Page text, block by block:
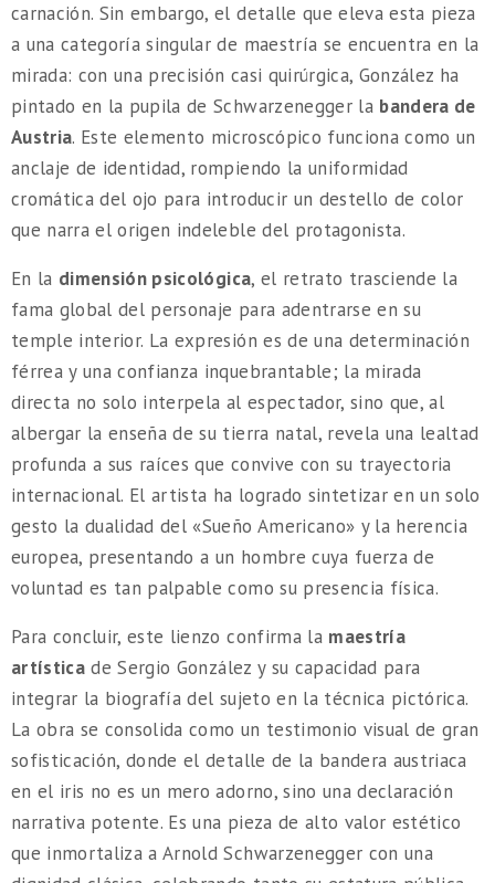
carnación. Sin embargo, el detalle que eleva esta pieza
a una categoría singular de maestría se encuentra en la
mirada: con una precisión casi quirúrgica, González ha
pintado en la pupila de Schwarzenegger la bandera de
Austria. Este elemento microscópico funciona como un
anclaje de identidad, rompiendo la uniformidad
cromática del ojo para introducir un destello de color
que narra el origen indeleble del protagonista.
En la dimensión psicológica, el retrato trasciende la
fama global del personaje para adentrarse en su
temple interior. La expresión es de una determinación
férrea y una confianza inquebrantable; la mirada
directa no solo interpela al espectador, sino que, al
albergar la enseña de su tierra natal, revela una lealtad
profunda a sus raíces que convive con su trayectoria
internacional. El artista ha logrado sintetizar en un solo
gesto la dualidad del «Sueño Americano» y la herencia
europea, presentando a un hombre cuya fuerza de
voluntad es tan palpable como su presencia física.
Para concluir, este lienzo confirma la maestría
artística de Sergio González y su capacidad para
integrar la biografía del sujeto en la técnica pictórica.
La obra se consolida como un testimonio visual de gran
sofisticación, donde el detalle de la bandera austriaca
en el iris no es un mero adorno, sino una declaración
narrativa potente. Es una pieza de alto valor estético
que inmortaliza a Arnold Schwarzenegger con una